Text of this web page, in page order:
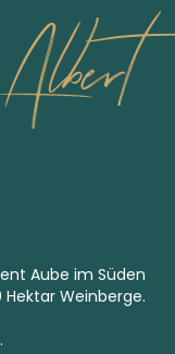
Aube im Süden
Weinberge.